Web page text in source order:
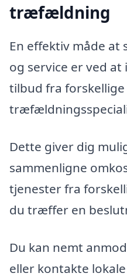
træfældning
En effektiv måde at
og service er ved
tilbud fra forskellige
Dette giver dig
sammenligne
tjenester fra
du træffer en
Du kan nemt
eller kontakte